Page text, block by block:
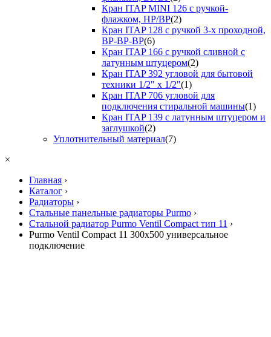
Кран ITAP MINI 126 с ручкой-
флажком, НР/ВР(2)
Кран ITAP 128 с ручкой 3-х проходной,
ВР-ВР-ВР(6)
Кран ITAP 166 с ручкой сливной с
латунным штуцером(2)
Кран ITAP 392 угловой для бытовой
техники 1/2" х 1/2"(1)
Кран ITAP 706 угловой для
подключения стиральной машины(1)
Кран ITAP 139 с латунным штуцером и
заглушкой(2)
Уплотнительный материал(7)
×
Главная ›
Каталог ›
Радиаторы ›
Стальные панельные радиаторы Purmo ›
Стальной радиатор Purmo Ventil Compact тип 11 ›
Purmo Ventil Compact 11 300х500 универсальное
подключение